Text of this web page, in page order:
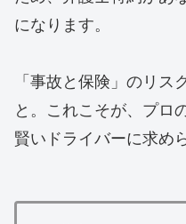
になります。
「事故と保険」のリス
と。これこそが、プロ
賢いドライバーに求め